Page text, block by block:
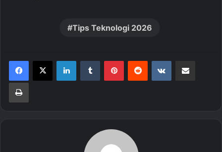
Tips Teknologi 2026
LinkedInTumblr PinterestReddit VKontakte
Print